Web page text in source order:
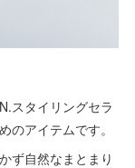
スタイリングセラ
のアイテムです。
ず自然なまとまり